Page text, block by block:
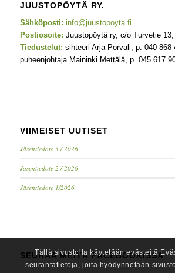
JUUSTOPÖYTÄ RY.
Sähköposti: info@juustopoyta.fi
Postiosoite: Juustopöytä ry, c/o Turvetie
Tiedustelut: sihteeri Arja Porvali, p. 040 868
puheenjohtaja Maininki Mettälä, p. 045 617
VIIMEISET UUTISET
Jäsentiedote 3 / 2026
Jäsentiedote 2 / 2026
Jäsentiedote 1/2026
SEURAA MEITÄ FACEBOOKISSA
Tällä sivustolla käytetään evästeitä
seurantatietoja, joita hyödynnetään